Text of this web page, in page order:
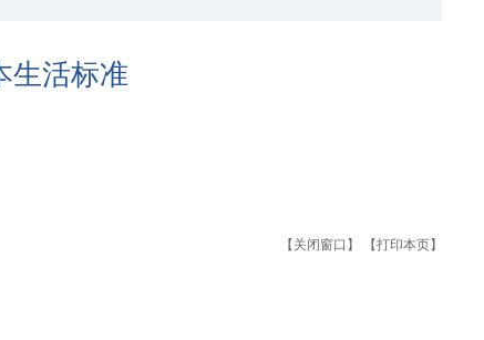
生活标准
【关闭窗口】 【打印本页】